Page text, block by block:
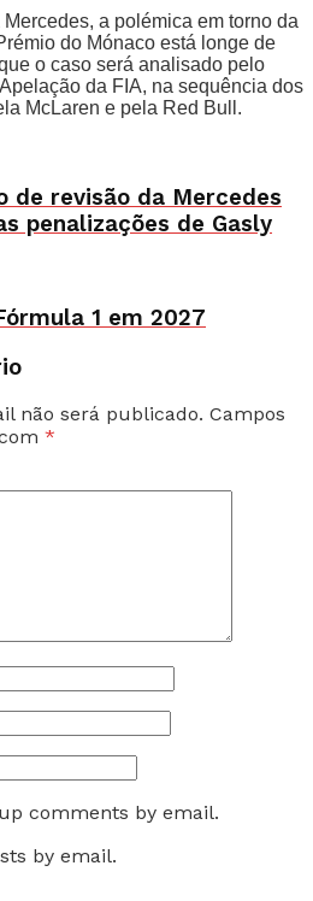
a polémica em torno da
do Mónaco está longe de
o caso será analisado pelo
da FIA, na sequência dos
McLaren e pela Red Bull.
de revisão da Mercedes
penalizações de Gasly
1 em 2027
não será publicado. Campos
*
comments by email.
by email.